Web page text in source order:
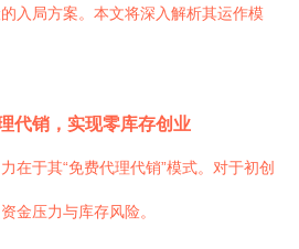
入局方案。本文将深入解析其运作模
代销，实现零库存创业
在于其“免费代理代销”模式。对于初创
金压力与库存风险。